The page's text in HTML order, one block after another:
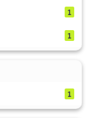
1
1
1